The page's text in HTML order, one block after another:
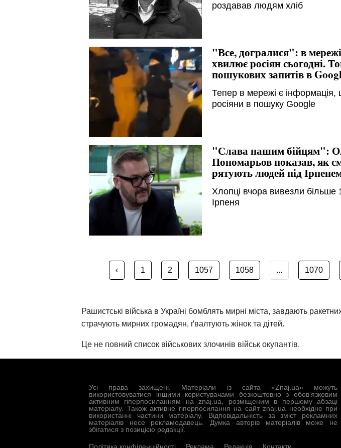
роздавав людям хліб
"Все, догралися": в
хвилює росіян сьогодні.
пошукових запитів в
Тепер в мережі є
росіяни в пошуку Google
"Слава нашим бійцям":
Пономарьов показав, як
рятують людей під
Хлопці вчора вивезли
Ірпеня
‹ 1 2 1057 1058 ... 1070
Рашистські війська в Україні бомблять мирні міста, завдають
страчують мирних громадян, ґвалтують жінок та дітей.
Це не повний список військових злочинів військ окупантів.
Усі права захищені. Матеріали із сайта «Znaj.ua» можуть
використовуватися іншими користувачами безкоштовно з обов’язковим
активним гіперпосиланням на znaj.ua, розміщеним в першому абзаці
матеріалу. Також активне гіперпосилання на сайт znaj.ua необхідне при
використанні частини матеріалу. Відповідальність за зміст рекламних
матеріалів несе рекламодавець. Думка авторів матеріалів може не
збігатися з позицією редакції.